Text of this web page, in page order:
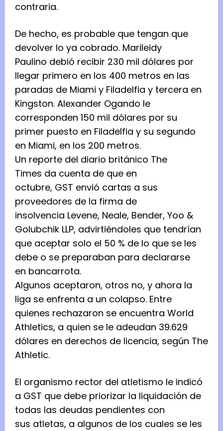
contraria.
De hecho, es probable que tengan que
devolver lo ya cobrado. Marileidy
Paulino debió recibir 230 mil dólares por
llegar primero en los 400 metros en las
paradas de Miami y Filadelfia y tercera en
Kingston. Alexander Ogando le
corresponden 150 mil dólares por su
primer puesto en Filadelfia y su segundo
en Miami, en los 200 metros.
Un reporte del diario británico The
Times da cuenta de que en
octubre, GST envió cartas a sus
proveedores de la firma de
insolvencia Levene, Neale, Bender, Yoo &
Golubchik LLP, advirtiéndoles que tendrían
que aceptar solo el 50 % de lo que se les
debe o se preparaban para declararse
en bancarrota.
Algunos aceptaron, otros no, y ahora la
liga se enfrenta a un colapso. Entre
quienes rechazaron se encuentra World
Athletics, a quien se le adeudan 39.629
dólares en derechos de licencia, según The
Athletic.
El organismo rector del atletismo le indicó
a GST que debe priorizar la liquidación de
todas las deudas pendientes con
sus atletas, a algunos de los cuales se les